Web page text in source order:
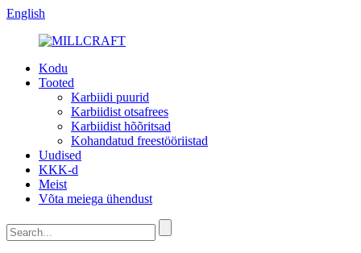
English
Kodu
Tooted
Karbiidi puurid
Karbiidist otsafrees
Karbiidist hõõritsad
Kohandatud freestööriistad
Uudised
KKK-d
Meist
Võta meiega ühendust